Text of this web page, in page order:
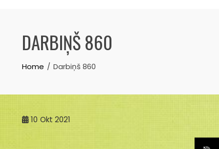
DARBIŅŠ 860
Home Darbiņš 860
10 Okt 2021